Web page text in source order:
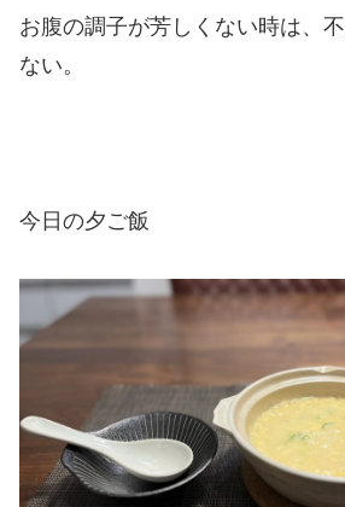
お腹の調子が芳しくない時は、
ない。
今日の夕ご飯